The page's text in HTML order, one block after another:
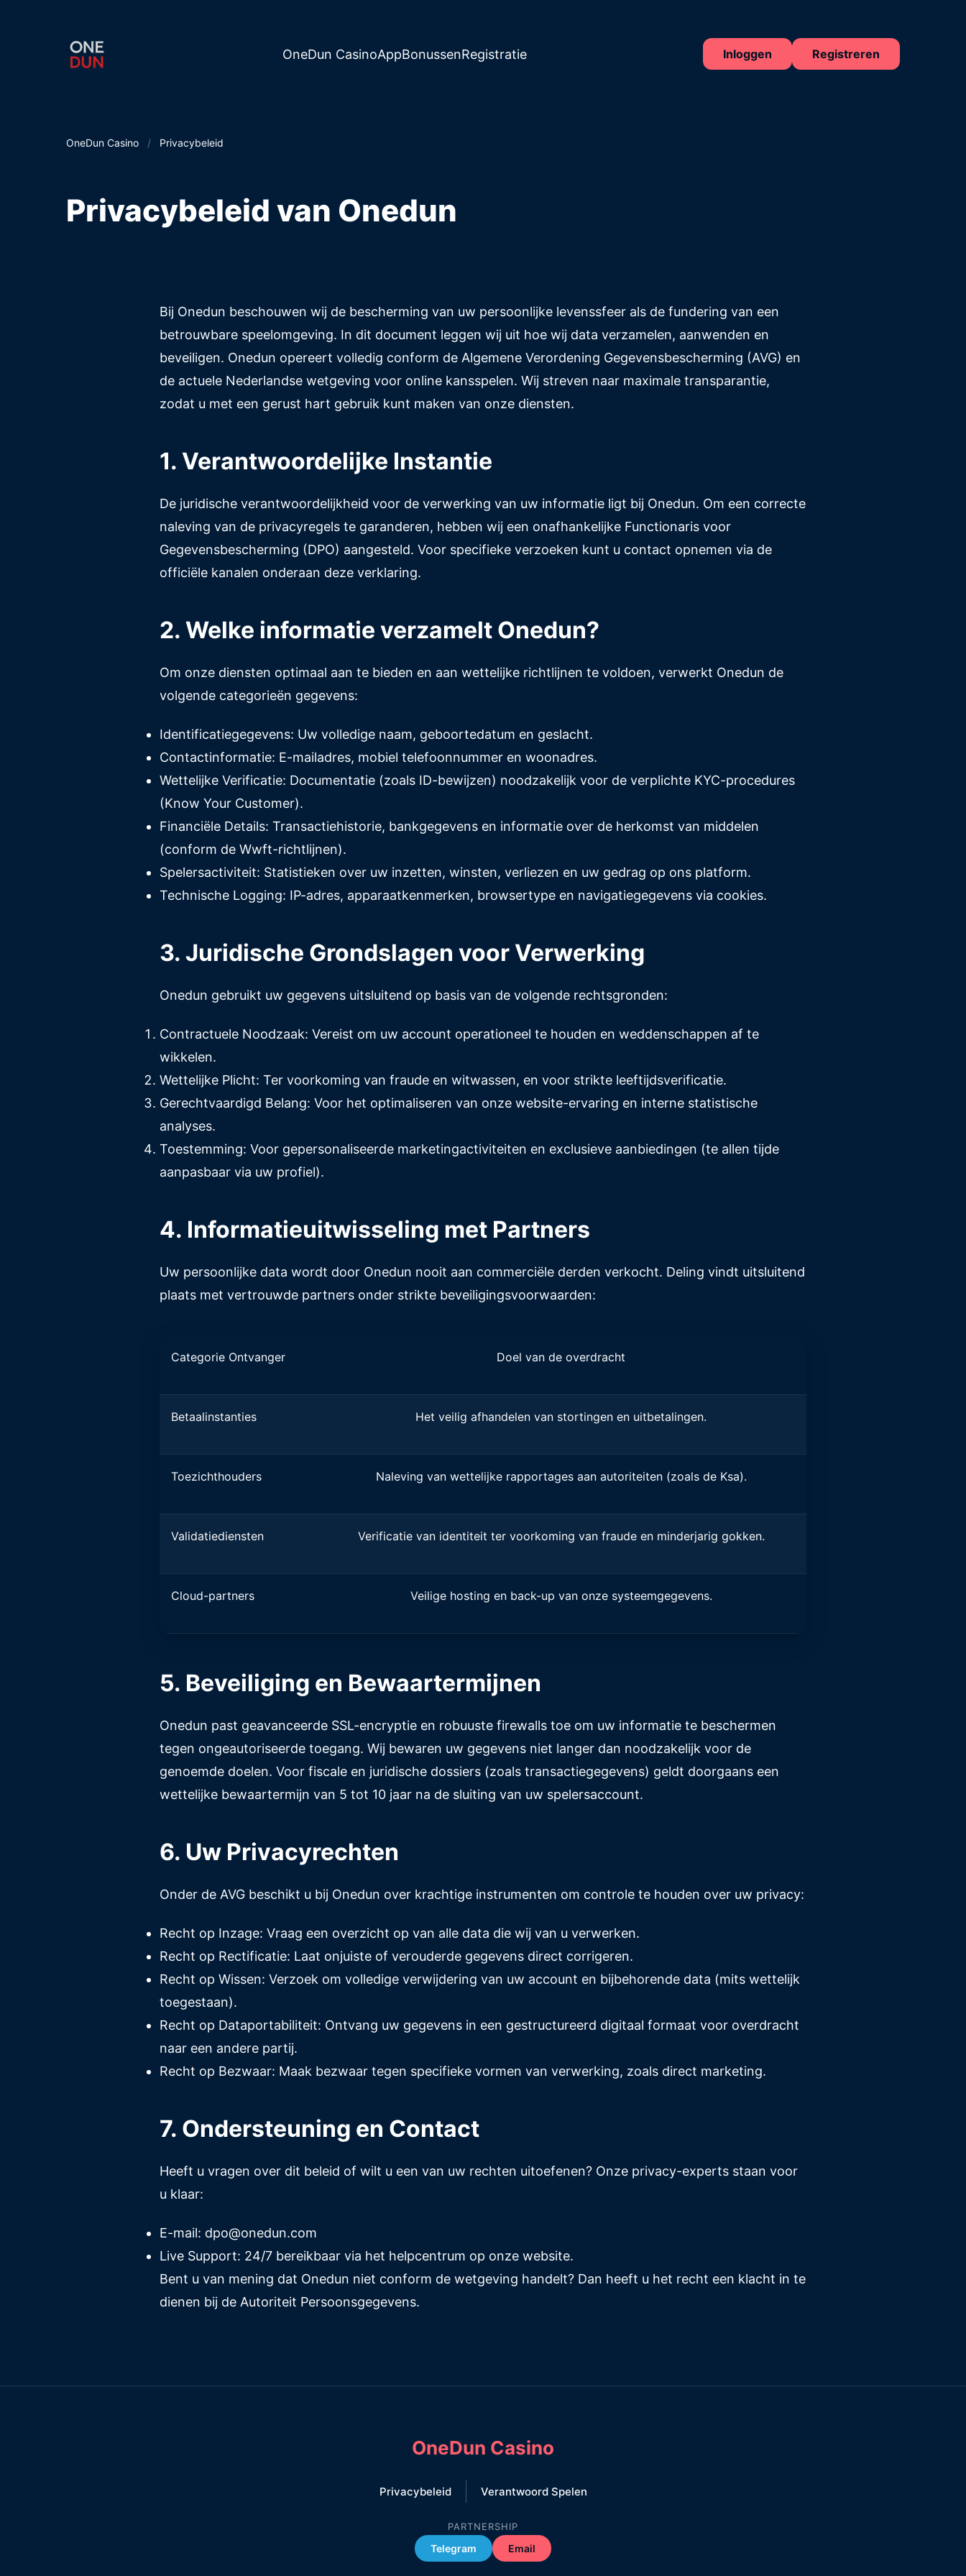
OneDun CasinoAppBonussenRegistratie Inloggen Registreren
OneDun Casino / Privacybeleid
Privacybeleid van Onedun
Bij Onedun beschouwen wij de bescherming van uw persoonlijke levenssfeer als de fundering van een
betrouwbare speelomgeving. In dit document leggen wij uit hoe wij data verzamelen, aanwenden en
beveiligen. Onedun opereert volledig conform de Algemene Verordening Gegevensbescherming (AVG) en
de actuele Nederlandse wetgeving voor online kansspelen. Wij streven naar maximale transparantie,
zodat u met een gerust hart gebruik kunt maken van onze diensten.
1. Verantwoordelijke Instantie
De juridische verantwoordelijkheid voor de verwerking van uw informatie ligt bij Onedun. Om een correcte
naleving van de privacyregels te garanderen, hebben wij een onafhankelijke Functionaris voor
Gegevensbescherming (DPO) aangesteld. Voor specifieke verzoeken kunt u contact opnemen via de
officiële kanalen onderaan deze verklaring.
2. Welke informatie verzamelt Onedun?
Om onze diensten optimaal aan te bieden en aan wettelijke richtlijnen te voldoen, verwerkt Onedun de
volgende categorieën gegevens:
Identificatiegegevens: Uw volledige naam, geboortedatum en geslacht.
Contactinformatie: E-mailadres, mobiel telefoonnummer en woonadres.
Wettelijke Verificatie: Documentatie (zoals ID-bewijzen) noodzakelijk voor de verplichte KYC-procedures
(Know Your Customer).
Financiële Details: Transactiehistorie, bankgegevens en informatie over de herkomst van middelen
(conform de Wwft-richtlijnen).
Spelersactiviteit: Statistieken over uw inzetten, winsten, verliezen en uw gedrag op ons platform.
Technische Logging: IP-adres, apparaatkenmerken, browsertype en navigatiegegevens via cookies.
3. Juridische Grondslagen voor Verwerking
Onedun gebruikt uw gegevens uitsluitend op basis van de volgende rechtsgronden:
Contractuele Noodzaak: Vereist om uw account operationeel te houden en weddenschappen af te
wikkelen.
Wettelijke Plicht: Ter voorkoming van fraude en witwassen, en voor strikte leeftijdsverificatie.
Gerechtvaardigd Belang: Voor het optimaliseren van onze website-ervaring en interne statistische
analyses.
Toestemming: Voor gepersonaliseerde marketingactiviteiten en exclusieve aanbiedingen (te allen tijde
aanpasbaar via uw profiel).
4. Informatieuitwisseling met Partners
Uw persoonlijke data wordt door Onedun nooit aan commerciële derden verkocht. Deling vindt uitsluitend
plaats met vertrouwde partners onder strikte beveiligingsvoorwaarden:
Categorie Ontvanger Doel van de overdracht
Betaalinstanties Het veilig afhandelen van stortingen en uitbetalingen.
Toezichthouders Naleving van wettelijke rapportages aan autoriteiten (zoals de Ksa).
Validatiediensten Verificatie van identiteit ter voorkoming van fraude en minderjarig gokken.
Cloud-partners Veilige hosting en back-up van onze systeemgegevens.
5. Beveiliging en Bewaartermijnen
Onedun past geavanceerde SSL-encryptie en robuuste firewalls toe om uw informatie te beschermen
tegen ongeautoriseerde toegang. Wij bewaren uw gegevens niet langer dan noodzakelijk voor de
genoemde doelen. Voor fiscale en juridische dossiers (zoals transactiegegevens) geldt doorgaans een
wettelijke bewaartermijn van 5 tot 10 jaar na de sluiting van uw spelersaccount.
6. Uw Privacyrechten
Onder de AVG beschikt u bij Onedun over krachtige instrumenten om controle te houden over uw privacy:
Recht op Inzage: Vraag een overzicht op van alle data die wij van u verwerken.
Recht op Rectificatie: Laat onjuiste of verouderde gegevens direct corrigeren.
Recht op Wissen: Verzoek om volledige verwijdering van uw account en bijbehorende data (mits wettelijk
toegestaan).
Recht op Dataportabiliteit: Ontvang uw gegevens in een gestructureerd digitaal formaat voor overdracht
naar een andere partij.
Recht op Bezwaar: Maak bezwaar tegen specifieke vormen van verwerking, zoals direct marketing.
7. Ondersteuning en Contact
Heeft u vragen over dit beleid of wilt u een van uw rechten uitoefenen? Onze privacy-experts staan voor
u klaar:
E-mail: dpo@onedun.com
Live Support: 24/7 bereikbaar via het helpcentrum op onze website.
Bent u van mening dat Onedun niet conform de wetgeving handelt? Dan heeft u het recht een klacht in te
dienen bij de Autoriteit Persoonsgegevens.
OneDun Casino
Privacybeleid Verantwoord Spelen
PARTNERSHIP
Telegram Email